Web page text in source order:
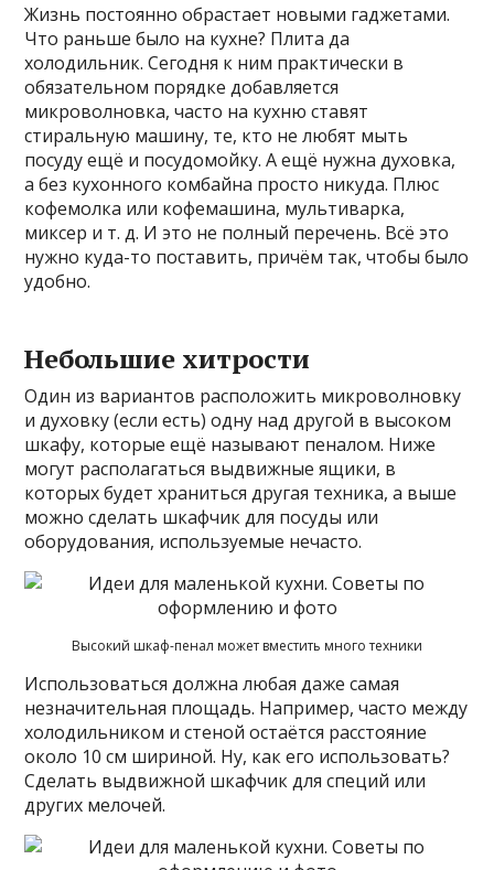
Жизнь постоянно обрастает новыми гаджетами.
Что раньше было на кухне? Плита да
холодильник. Сегодня к ним практически в
обязательном порядке добавляется
микроволновка, часто на кухню ставят
стиральную машину, те, кто не любят мыть
посуду ещё и посудомойку. А ещё нужна духовка,
а без кухонного комбайна просто никуда. Плюс
кофемолка или кофемашина, мультиварка,
миксер и т. д. И это не полный перечень. Всё это
нужно куда-то поставить, причём так, чтобы было
удобно.
Небольшие хитрости
Один из вариантов расположить микроволновку
и духовку (если есть) одну над другой в высоком
шкафу, которые ещё называют пеналом. Ниже
могут располагаться выдвижные ящики, в
которых будет храниться другая техника, а выше
можно сделать шкафчик для посуды или
оборудования, используемые нечасто.
Высокий шкаф-пенал может вместить много техники
Использоваться должна любая даже самая
незначительная площадь. Например, часто между
холодильником и стеной остаётся расстояние
около 10 см шириной. Ну, как его использовать?
Сделать выдвижной шкафчик для специй или
других мелочей.